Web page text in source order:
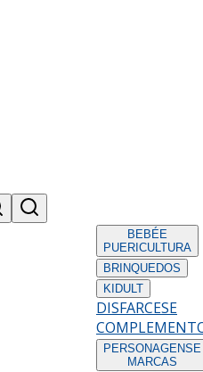
BEBÉE
PUERICULTURA
BRINQUEDOS
KIDULT
DISFARCESE
PERSONAGENS E
MARCAS